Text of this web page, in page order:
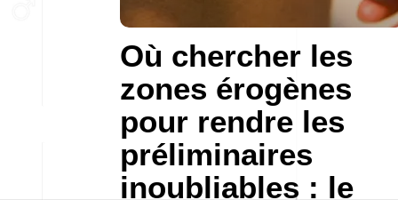
Où chercher les
zones érogènes
pour rendre les
préliminaires
inoubliables : le